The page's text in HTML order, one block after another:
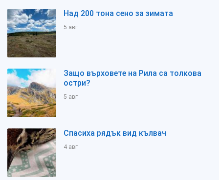
Над 200 тона сено за зимата
5 авг
Защо върховете на Рила са толкова
остри?
5 авг
Спасиха рядък вид кълвач
4 авг